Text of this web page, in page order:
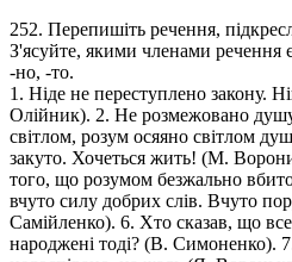
252. Перепишіть речення,
З'ясуйте, якими членами речення
-но, -то.
1. Ніде не переступлено закону.
Олійник). 2. Не розмежовано
світлом, розум осяяно світлом
закуто. Хочеться жить! (М.
того, що розумом безжально
вчуто силу добрих слів. Вчуто
Самійленко). 6. Хто сказав, що
народжені тоді? (В. Симоненко).